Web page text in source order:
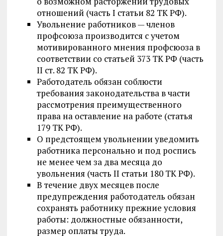
отношений (часть I статьи 82 ТК РФ).
Увольнение работников — членов
профсоюза производится с учетом
мотивированного мнения профсюоза в
соответствии со статьей 373 ТК РФ (часть
II ст. 82 ТК РФ).
Работодатель обязан соблюсти
требования законодательства в части
рассмотрения преимущественного
права на оставление на работе (статья
179 ТК РФ).
О предстоящем увольнении уведомить
работника персонально и под роспись
не менее чем за два месяца до
увольнения (часть II статьи 180 ТК РФ).
В течение двух месяцев после
предупреждения работодатель обязан
сохранять работнику прежние условия
работы: должностные обязанности,
размер оплаты труда.